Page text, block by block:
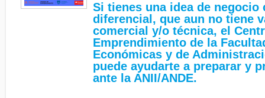
Si tienes una idea de negocio
diferencial, que aun no tiene
comercial y/o técnica, el
Emprendimiento de la
Económicas y de
puede ayudarte a preparar y
ante la ANII/ANDE.